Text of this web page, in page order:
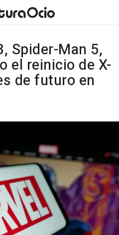
Spider-Man 5,
el reinicio de X-
de futuro en